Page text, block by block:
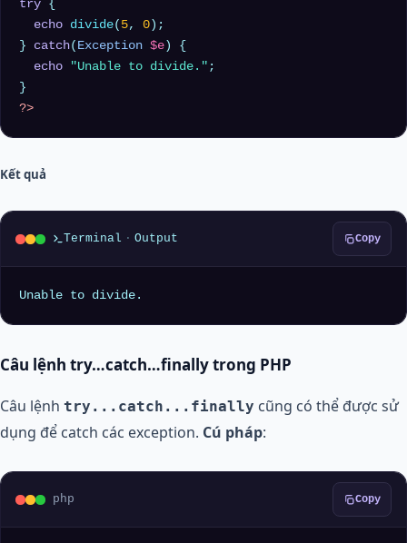
try {
echo divide( 5, 0 );
} catch( Exception $e ) {
echo
"Unable to divide." ;
?>
Kết quả
Terminal · Output Copy
Unable to divide.
Câu lệnh try…catch…finally trong PHP
Câu lệnh try...catch...finally cũng có thể được sử
dụng để catch các exception. Cú pháp:
php Copy